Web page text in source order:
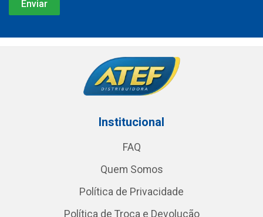
Institucional
FAQ
Quem Somos
Política de Privacidade
Política de Troca e Devolução